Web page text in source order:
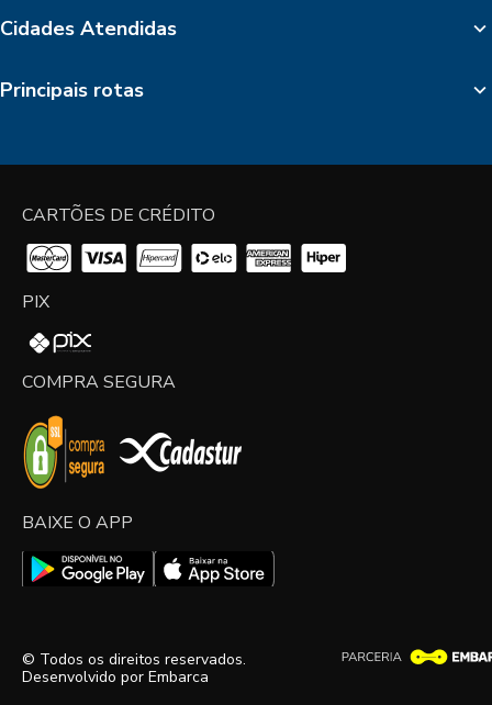
Cidades Atendidas
Principais rotas
CARTÕES DE CRÉDITO
PIX
COMPRA SEGURA
BAIXE O APP
© Todos os direitos reservados.
Desenvolvido por Embarca